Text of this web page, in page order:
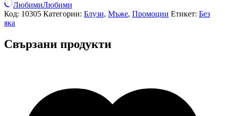
ЛюбимиЛюбими
Код: 10305 Категории: Блузи, Мъже, Промоции Етикет: Без
яка
Свързани продукти